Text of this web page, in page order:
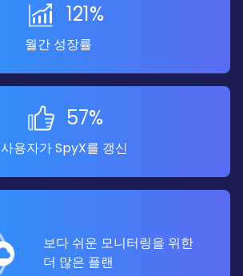
121%
월간 성장률
57%
사용자가 SpyX를 갱신
보다 쉬운 모니터링을 위한
더 많은 플랜